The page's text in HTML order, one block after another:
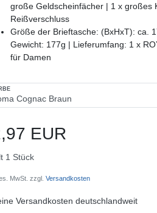
große Geldscheinfächer | 1 x großes
Reißverschluss
Größe der Brieftasche: (BxHxT): ca.
Gewicht: 177g | Lieferumfang: 1 x
für Damen
EUR
1 Stück
MwSt. zzgl. Versandkosten
Versandkosten deutschlandweit